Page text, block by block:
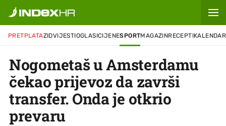
PRETPLATAZIDVIJESTIOGLASICIJENESPORTMAGAZINRECEPTIKALENDAR
Nogometaš u Amsterdamu
čekao prijevoz da završi
transfer. Onda je otkrio
prevaru